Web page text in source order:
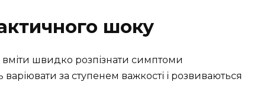
шоку
швидко розпізнати симптоми
за ступенем важкості і розвиваються